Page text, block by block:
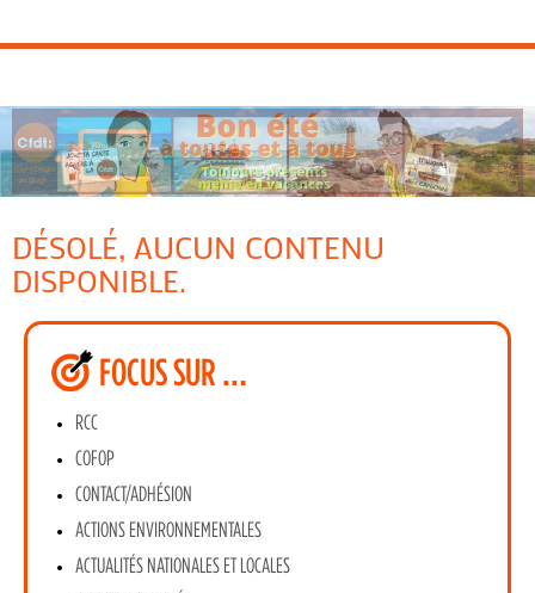
DÉSOLÉ, AUCUN CONTENU
DISPONIBLE.
FOCUS SUR …
RCC
COFOP
CONTACT/ADHÉSION
ACTIONS ENVIRONNEMENTALES
ACTUALITÉS NATIONALES ET LOCALES